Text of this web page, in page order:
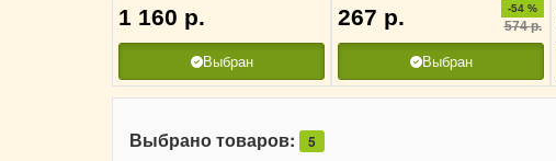
1 160 р.
Выбран
267 р. -54 %
574р.
Выбран
Выбрано товаров: 5